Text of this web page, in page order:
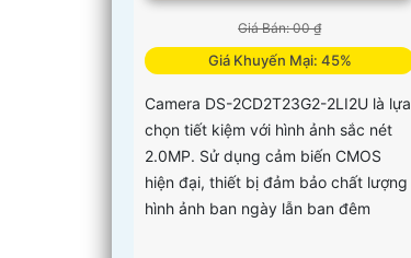
Giá Bán: 00 ₫
Giá Khuyến Mại: 45%
Camera DS-2CD2T23G2-2LI2U là lựa
chọn tiết kiệm với hình ảnh sắc nét
2.0MP. Sử dụng cảm biến CMOS
hiện đại, thiết bị đảm bảo chất lượng
hình ảnh ban ngày lẫn ban đêm